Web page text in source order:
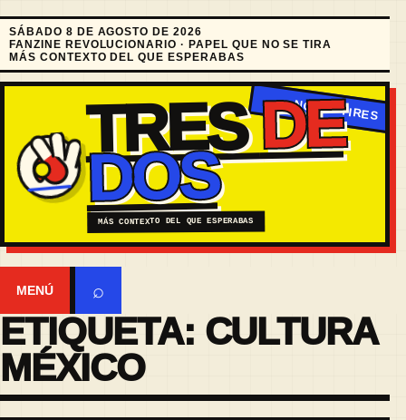
SÁBADO 8 DE AGOSTO DE 2026
FANZINE REVOLUCIONARIO · PAPEL QUE NO SE TIRA
MÁS CONTEXTO DEL QUE ESPERABAS
TRESDE
DOS
MÁS CONTEXTO DEL QUE ESPERABAS
MENÚ ⌕
ETIQUETA: CULTURA
MÉXICO